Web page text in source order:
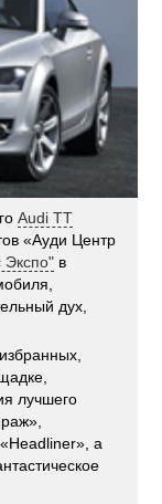
Audi TT
«Ауди Центр
Экспо" в
дух,
лучшего
а